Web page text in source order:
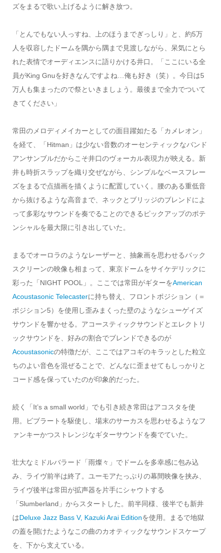
ズをまるで歌い上げるように解き放つ。
「とんでもない人っすね、上のほうまでぎっしり」と、約5万
人を収容したドームを隅から隅まで見渡しながら、呆気にとら
れた表情でオーディエンスに語りかける井口。「ここにいる全
員がKing Gnuを好きなんですよね…俺も好き（笑）。今日は5
万人も集まったので祭といきましょう。最後まで全力でついて
きてください」
常田のメロディメイカーとしての面目躍如たる「カメレオン」
を経て、「Hitman」は少ない音数のオーセンティックなバンド
アンサンブルだからこそ井口のヴォーカル表現力が映える。新
井も時折スラップを織り交ぜながら、シンプルなベースフレー
ズをまるで点描画を描くように配置していく。腰のある重低音
から抜けるような高音まで、ネックとブリッジのブレンドによ
って多彩なサウンドを奏でることのできるピックアップのポテ
ンシャルを最大限に引き出していた。
まるでオーロラのようなレーザーと、抽象画を思わせるバック
スクリーンの映像も相まって、東京ドームをサイケデリックに
彩った「NIGHT POOL」。ここでは常田がギターをAmerican
Acoustasonic Telecasterに持ち替え、フロントポジション（＝
ポジション5）を使用し歪みまくった壁のようなシューゲイズ
サウンドを響かせる。アコースティックサウンドとエレクトリ
ックサウンドを、好みの割合でブレンドできるのが
Acoustasonicの特徴だが、ここではアコギのキラッとした粒立
ちのよい音色を混ぜることで、どんなに歪ませてもしっかりと
コード感を保っていたのが印象的だった。
続く「It’s a small world」でも引き続き常田はアコスタを使
用。ビブラートを駆使し、場末のサーカスを思わせるようなフ
ァンキーかつストレンジなギターサウンドを奏でていた。
壮大なミドルバラード「雨燦々」でドームを多幸感に包み込
み、ライヴ前半は終了。ユーモアたっぷりの幕間映像を挟み、
ライヴ後半は常田が拡声器を片手にシャウトする
「Slumberland」からスタートした。前半同様、後半でも新井
はDeluxe Jazz Bass V, Kazuki Arai Editionを使用。まるで地獄
の蓋を開けたようなこの曲のカオティックなサウンドスケープ
を、下から支えている。